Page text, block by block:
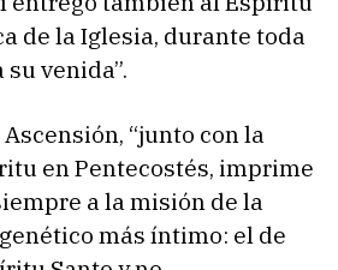
de la Iglesia, durante toda
venida”.
“junto con la
en Pentecostés, imprime
a la misión de la
más íntimo: el de